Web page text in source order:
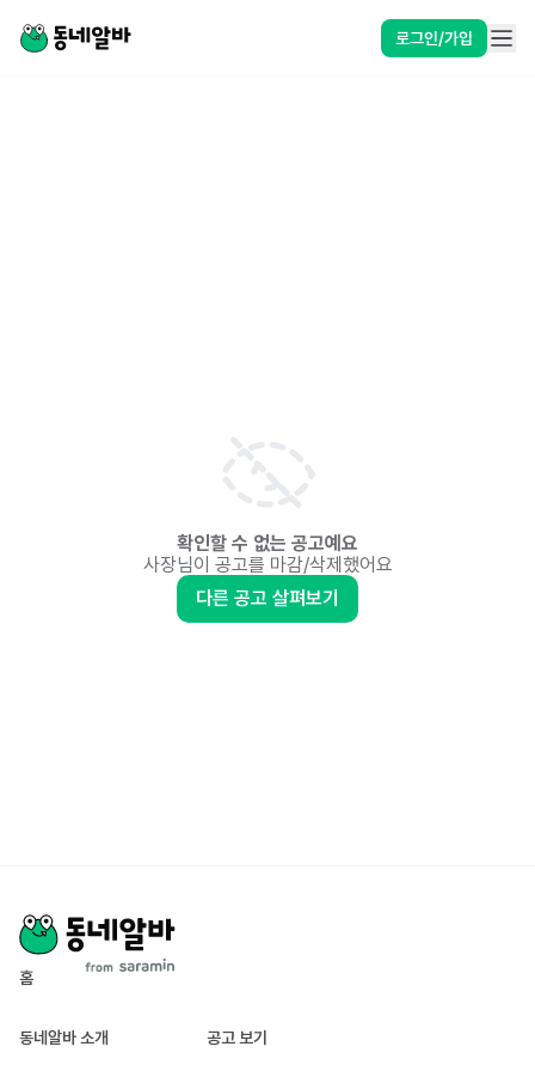
로그인/가입
확인할 수 없는 공고예요
사장님이 공고를 마감/삭제했어요
다른 공고 살펴보기
홈
동네알바 소개 공고 보기